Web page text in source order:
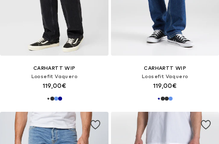
CARHARTT WIP
Loosefit Vaquero
119,00€
CARHARTT WIP
Loosefit Vaquero
119,00€